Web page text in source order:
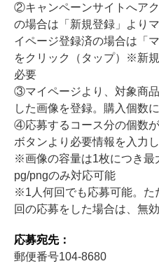
②キャンペーンサイトへア
の場合は「新規登録」より
イページ登録済の場合は「
をクリック（タップ）※新
必要
③マイページより、対象商
した画像を登録。購入個数
④応募するコース分の個数
ボタンより必要情報を入力
※画像の容量は1枚につき最
pg/pngのみ対応可能
※1人何回でも応募可能。た
回の応募をした場合は、無効
応募宛先：
郵便番号104-8680